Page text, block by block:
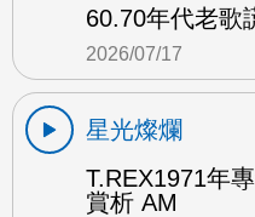
60.70年代老歌
2026/07/17
星光燦爛
T.REX1971年
賞析 AM